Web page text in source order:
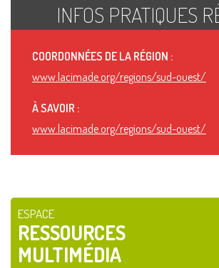
INFOS PRATIQUES
COORDONNÉES DE LA RÉGION :
www.lacimade.org/regions/sud-ouest/
À SAVOIR :
www.lacimade.org/regions/sud-ouest/
ESPACE
RESSOURCES
MULTIMÉDIA